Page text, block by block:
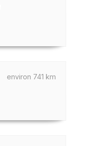
environ 741 km